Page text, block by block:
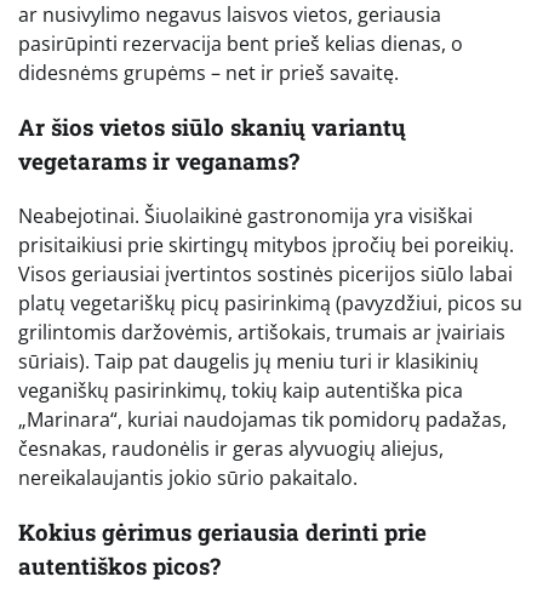
ar nusivylimo negavus laisvos vietos, geriausia
pasirūpinti rezervacija bent prieš kelias dienas, o
didesnėms grupėms – net ir prieš savaitę.
Ar šios vietos siūlo skanių variantų
vegetarams ir veganams?
Neabejotinai. Šiuolaikinė gastronomija yra visiškai
prisitaikiusi prie skirtingų mitybos įpročių bei poreikių.
Visos geriausiai įvertintos sostinės picerijos siūlo labai
platų vegetariškų picų pasirinkimą (pavyzdžiui, picos su
grilintomis daržovėmis, artišokais, trumais ar įvairiais
sūriais). Taip pat daugelis jų meniu turi ir klasikinių
veganiškų pasirinkimų, tokių kaip autentiška pica
„Marinara“, kuriai naudojamas tik pomidorų padažas,
česnakas, raudonėlis ir geras alyvuogių aliejus,
nereikalaujantis jokio sūrio pakaitalo.
Kokius gėrimus geriausia derinti prie
autentiškos picos?